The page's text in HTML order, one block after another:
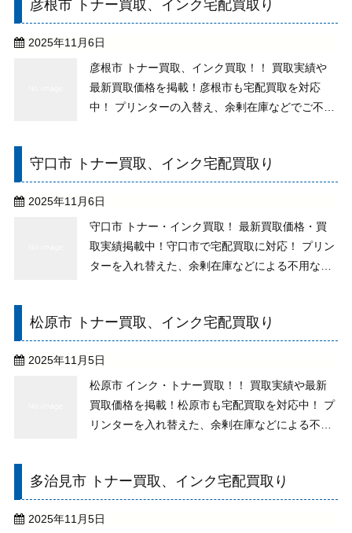
せずにご相談下さい。 買取りの送料、その他の手
数料も全て ...
彦根市 トナー買取、インク宅配買取り
2025年11月6日
彦根市 トナー買取、インク買取！！ 買取実績や
最新買取価格を掲載！彦根市も宅配買取を対応
中！ プリンターの入替え、余剰在庫などでご不要
せずご相談下さい。 買取りでの送料、その他の手
数料は全て無 ...
守口市 トナー買取、インク宅配買取り
2025年11月6日
守口市 トナー・インク買取！ 最新買取価格・買
取実績掲載中！守口市で宅配買取に対応！ プリン
ターを入れ替えた、余剰在庫などによる不用なト
ますので、お気軽にご相談下さい。 買取りでの送
料、その他 ...
松原市 トナー買取、インク宅配買取り
2025年11月5日
松原市 インク・トナー買取！！ 買取実績や最新
買取価格を掲載！松原市も宅配買取を対応中！ プ
リンターを入れ替えた、余剰在庫などによる不用
ができますので、お気軽にご相談下さい。 買取り
での送料、そ ...
多治見市 トナー買取、インク宅配買取り
2025年11月5日